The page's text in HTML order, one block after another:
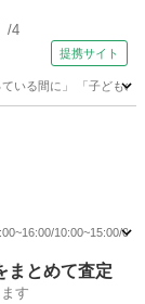
/4
提携サイト
いる間に」 「子ども
10:00~15:00/
まとめて査定
す